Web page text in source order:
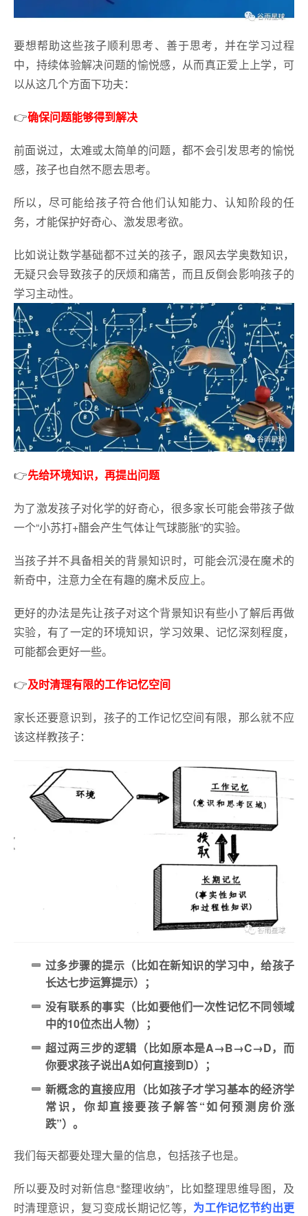
要想帮助这些孩子顺利思考、善于思考，并在学习过程
中，持续体验解决问题的愉悦感，从而真正爱上上学，可
以从这几个方面下功夫：
👉确保问题能够得到解决
前面说过，太难或太简单的问题，都不会引发思考的愉悦
感，孩子也自然不愿去思考。
所以，尽可能给孩子符合他们认知能力、认知阶段的任
务，才能保护好奇心、激发思考欲。
比如说让数学基础都不过关的孩子，跟风去学奥数知识，
无疑只会导致孩子的厌烦和痛苦，而且反倒会影响孩子的
学习主动性。
👉先给环境知识，再提出问题
为了激发孩子对化学的好奇心，很多家长可能会带孩子做
一个“小苏打+醋会产生气体让气球膨胀”的实验。
当孩子并不具备相关的背景知识时，可能会沉浸在魔术的
新奇中，注意力全在有趣的魔术反应上。
更好的办法是先让孩子对这个背景知识有些小了解后再做
实验，有了一定的环境知识，学习效果、记忆深刻程度，
可能都会更好一些。
👉及时清理有限的工作记忆空间
家长还要意识到，孩子的工作记忆空间有限，那么就不应
该这样教孩子：
过多步骤的提示（比如在新知识的学习中，给孩子
长达七步运算提示）；
没有联系的事实（比如要他们一次性记忆不同领域
中的10位杰出人物）；
超过两三步的逻辑（比如原本是A→B→C→D，而
你要求孩子说出A如何直接到D）；
新概念的直接应用（比如孩子才学习基本的经济学
常识，你却直接要孩子解答“如何预测房价涨
跌”）。
我们每天都要处理大量的信息，包括孩子也是。
所以要及时对新信息“整理收纳”，比如整理思维导图，及
时清理意识，复习变成长期记忆等， 为工作记忆节约出更